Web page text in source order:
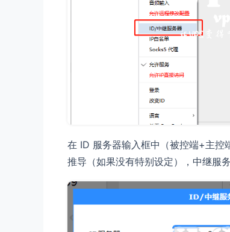
在 ID 服务器输入框中（被控端+主
推导（如果没有特别设定），中继服